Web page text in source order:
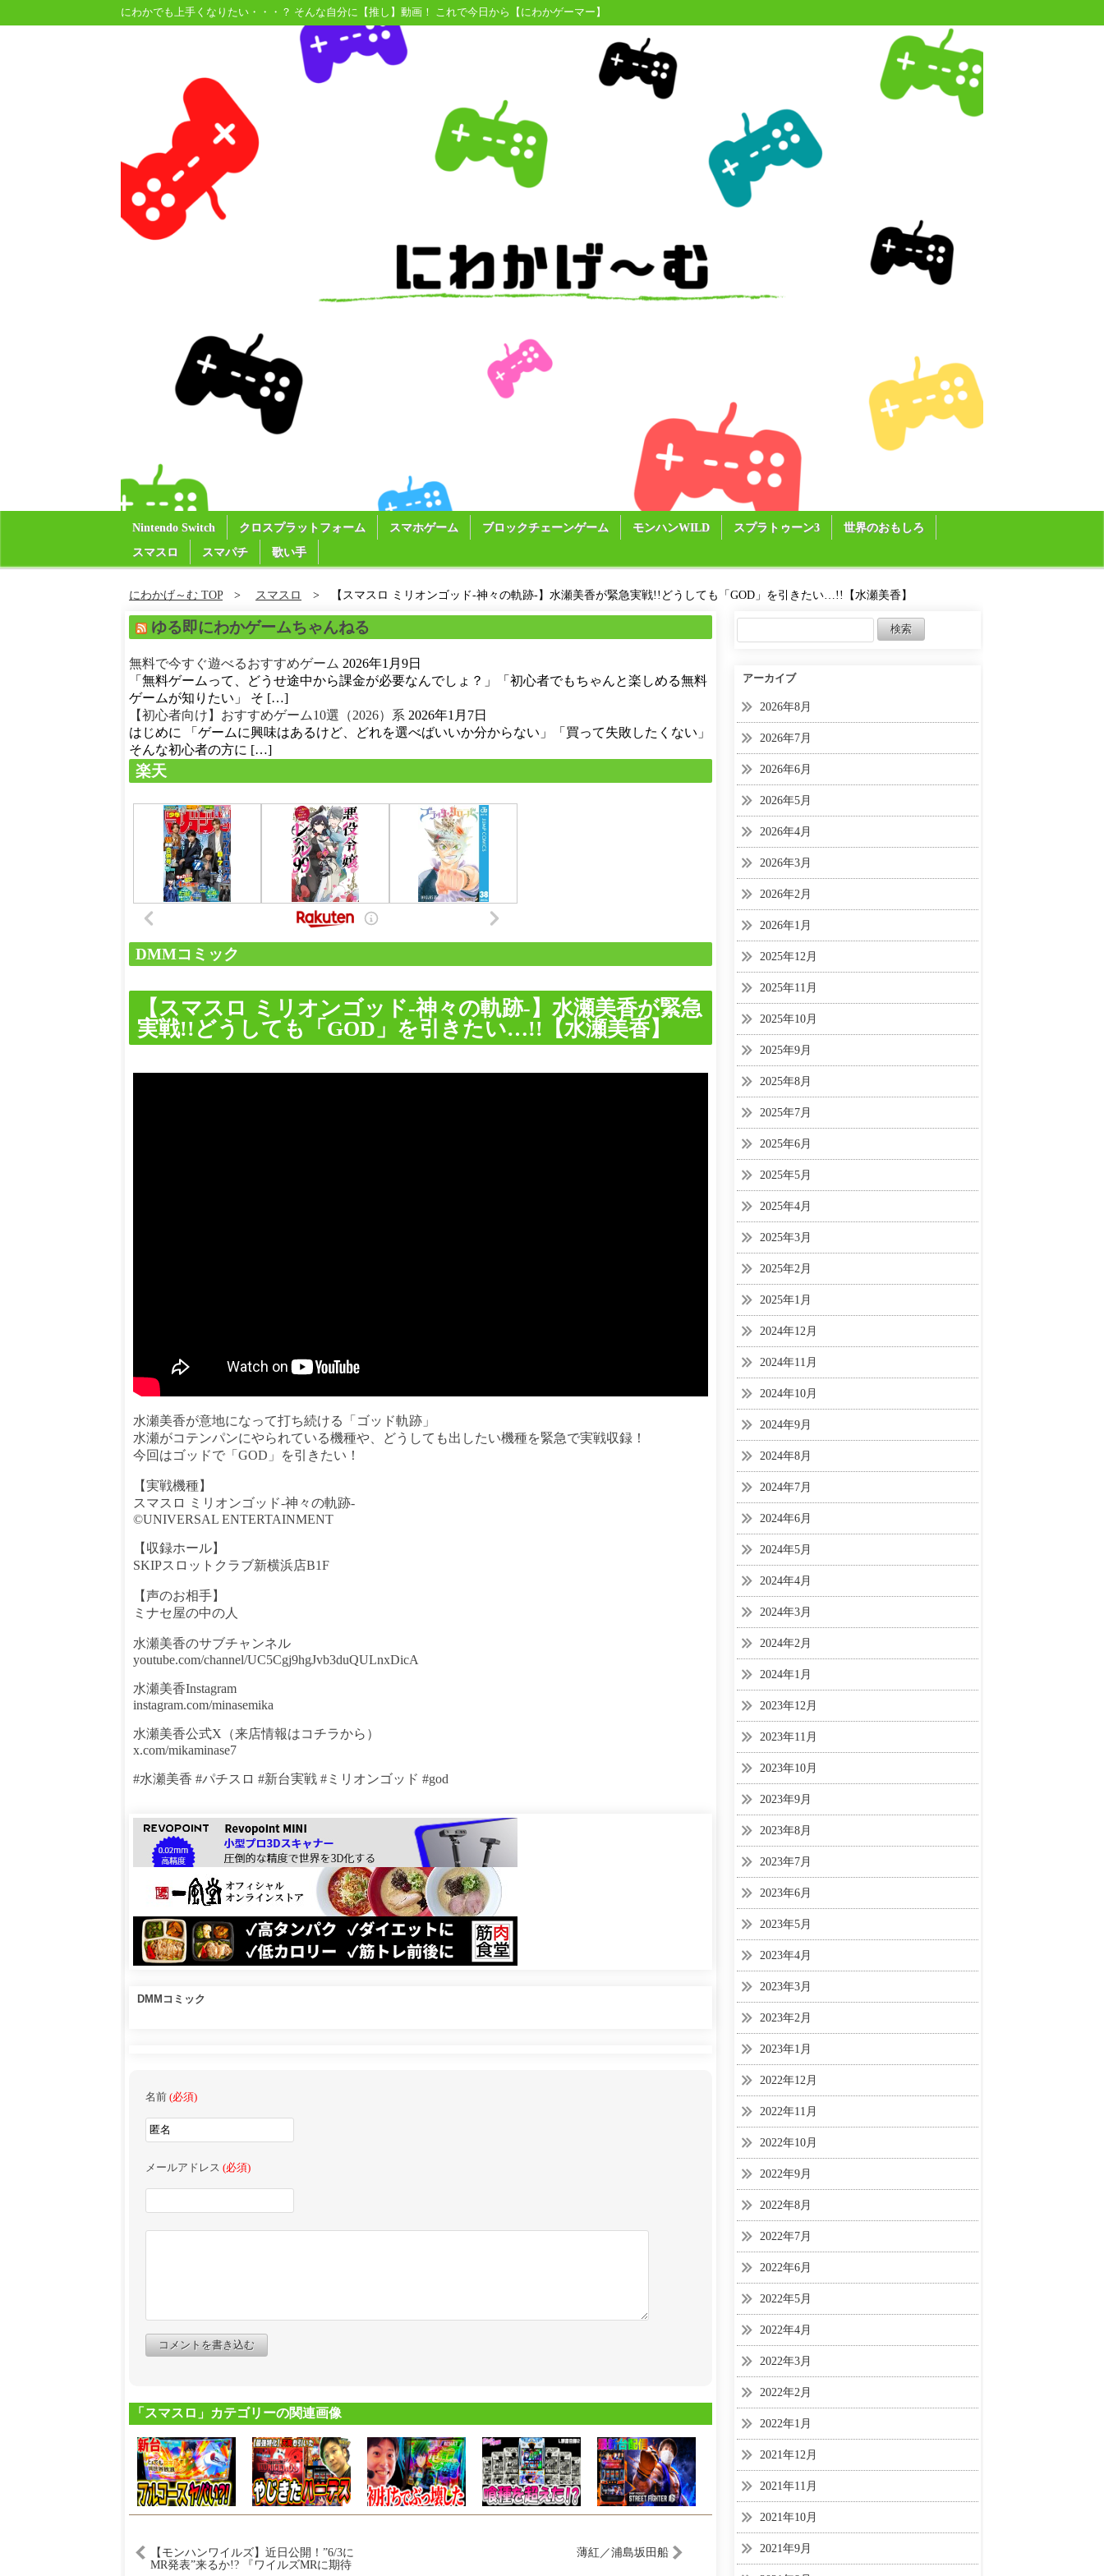
にわかでも上手くなりたい・・・？ そんな自分に【推し】動画！ これで今日から【にわかゲーマー】
Nintendo Switch クロスプラットフォーム スマホゲーム ブロックチェーンゲーム モンハンWILD スプラトゥーン3
世界のおもしろ
スマスロ
スマパチ 歌い手
にわかげ～む TOP スマスロ 【スマスロ ミリオンゴッド-神々の軌跡-】水瀬美香が緊急実戦!!どうしても「GOD」を引きたい…!!【水瀬美香】
ゆる即にわかゲームちゃんねる
無料で今すぐ遊べるおすすめゲーム 2026年1月9日
「無料ゲームって、どうせ途中から課金が必要なんでしょ？」「初心者でもちゃんと楽しめる無料
ゲームが知りたい」 そ […]
【初心者向け】おすすめゲーム10選（2026）系 2026年1月7日
はじめに 「ゲームに興味はあるけど、どれを選べばいいか分からない」「買って失敗したくない」
そんな初心者の方に […]
楽天
DMMコミック
【スマスロ ミリオンゴッド-神々の軌跡-】水瀬美香が緊急
実戦!!どうしても「GOD」を引きたい…!!【水瀬美香】
水瀬美香が意地になって打ち続ける「ゴッド軌跡」
水瀬がコテンパンにやられている機種や、どうしても出したい機種を緊急で実戦収録！
今回はゴッドで「GOD」を引きたい！
【実戦機種】
スマスロ ミリオンゴッド-神々の軌跡-
©UNIVERSAL ENTERTAINMENT
【収録ホール】
SKIPスロットクラブ新横浜店B1F
【声のお相手】
ミナセ屋の中の人
水瀬美香のサブチャンネル
youtube.com/channel/UC5Cgj9hgJvb3duQULnxDicA
水瀬美香Instagram
instagram.com/minasemika
水瀬美香公式X（来店情報はコチラから）
x.com/mikaminase7
#水瀬美香 #パチスロ #新台実戦 #ミリオンゴッド #god
DMMコミック
名前 (必須)
メールアドレス (必須)
コメントを書き込む
「スマスロ」カテゴリーの関連画像
【モンハンワイルズ】近日公開！”6/3に
MR発表”来るか!? 『ワイルズMRに期待
薄紅／浦島坂田船
アーカイブ
2026年8月
2026年7月
2026年6月
2026年5月
2026年4月
2026年3月
2026年2月
2026年1月
2025年12月
2025年11月
2025年10月
2025年9月
2025年8月
2025年7月
2025年6月
2025年5月
2025年4月
2025年3月
2025年2月
2025年1月
2024年12月
2024年11月
2024年10月
2024年9月
2024年8月
2024年7月
2024年6月
2024年5月
2024年4月
2024年3月
2024年2月
2024年1月
2023年12月
2023年11月
2023年10月
2023年9月
2023年8月
2023年7月
2023年6月
2023年5月
2023年4月
2023年3月
2023年2月
2023年1月
2022年12月
2022年11月
2022年10月
2022年9月
2022年8月
2022年7月
2022年6月
2022年5月
2022年4月
2022年3月
2022年2月
2022年1月
2021年12月
2021年11月
2021年10月
2021年9月